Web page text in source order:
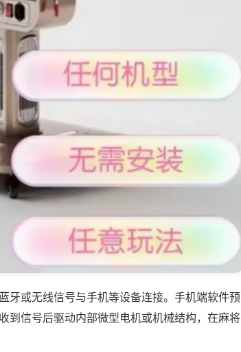
牙或无线信号与手机等设备连接。手机端软件预
到信号后驱动内部微型电机或机械结构，在麻将